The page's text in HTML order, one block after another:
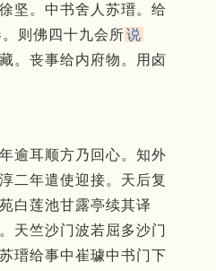
徐坚。 中书舍人苏瑨。 给
则佛四十九会所说
。 丧事给内府物。
用卤
年逾耳顺方乃回心。 知外
二年遣使迎接。 天后复
白莲池甘露亭续其译
天竺沙门波若屈多沙门
瑨给事中崔璩中书门下